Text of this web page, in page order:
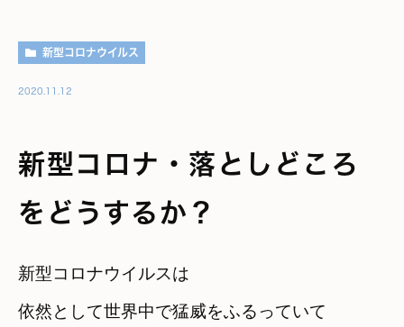
新型コロナウイルス
2020.11.12
新型コロナ・落としどころ
をどうするか？
新型コロナウイルスは
依然として世界中で猛威をふるっていて